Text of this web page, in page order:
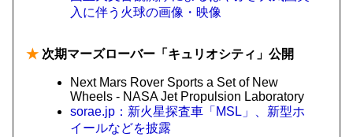
入に伴う火球の画像・映像
★ 次期マーズローバー「キュリオシティ」公開
Next Mars Rover Sports a Set of New
Wheels - NASA Jet Propulsion Laboratory
sorae.jp：新火星探査車「MSL」、新型ホ
イールなどを披露